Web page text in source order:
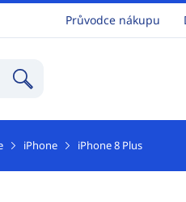
Průvodce nákupu
iPhone iPhone 8 Plus